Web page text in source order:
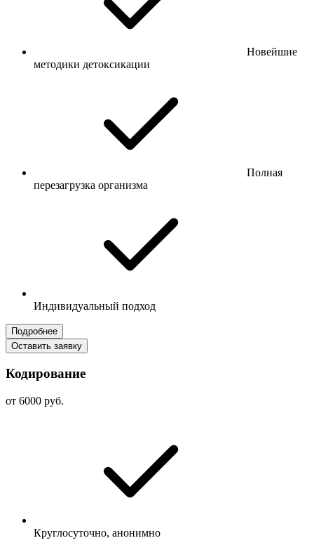
Новейшие
методики детоксикации
Полная
перезагрузка организма
Индивидуальный подход
Подробнее
Оставить заявку
Кодирование
от 6000 руб.
Круглосуточно, анонимно